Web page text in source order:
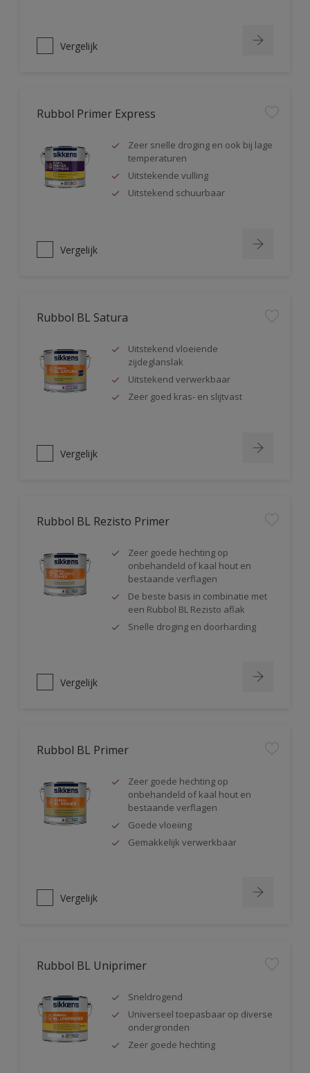
Vergelijk
Rubbol Primer Express
Zeer snelle droging en ook bij lage
temperaturen
Uitstekende vulling
Uitstekend schuurbaar
Vergelijk
Rubbol BL Satura
Uitstekend vloeiende
zijdeglanslak
Uitstekend verwerkbaar
Zeer goed kras- en slijtvast
Vergelijk
Rubbol BL Rezisto Primer
Zeer goede hechting op
onbehandeld of kaal hout en
bestaande verflagen
De beste basis in combinatie met
een Rubbol BL Rezisto aflak
Snelle droging en doorharding
Vergelijk
Rubbol BL Primer
Zeer goede hechting op
onbehandeld of kaal hout en
bestaande verflagen
Goede vloeiing
Gemakkelijk verwerkbaar
Vergelijk
Rubbol BL Uniprimer
Sneldrogend
Universeel toepasbaar op diverse
ondergronden
Zeer goede hechting